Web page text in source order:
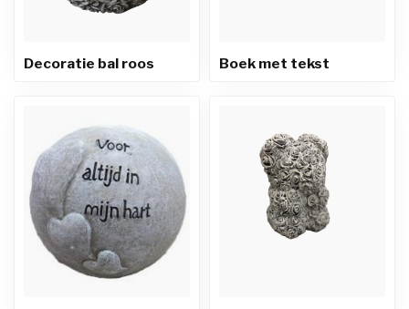
Decoratie bal roos Boek met tekst